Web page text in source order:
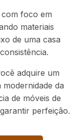
foco em
materiais
de uma casa
adquire um
da
de móveis de
perfeição.